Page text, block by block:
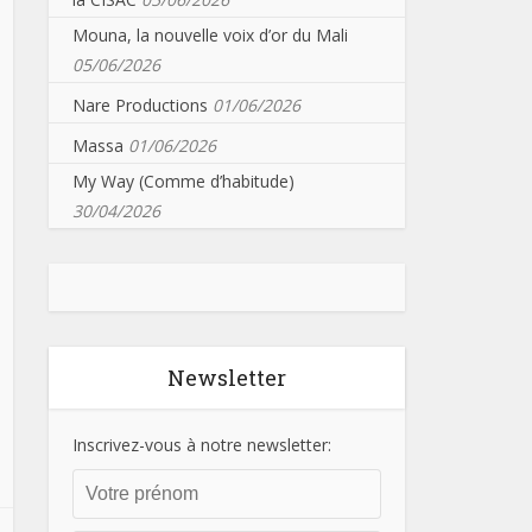
Mouna, la nouvelle voix d’or du Mali
05/06/2026
Nare Productions 01/06/2026
Massa 01/06/2026
My Way (Comme d’habitude)
30/04/2026
Newsletter
Inscrivez-vous à notre newsletter: